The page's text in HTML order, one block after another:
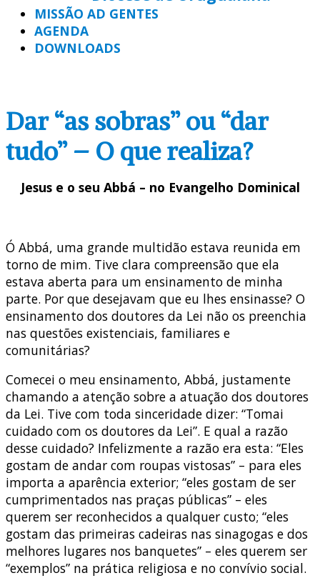
MISSÃO AD GENTES
AGENDA
DOWNLOADS
Dar “as sobras” ou “dar
tudo” – O que realiza?
Jesus e o seu Abbá – no Evangelho Dominical
Ó Abbá, uma grande multidão estava reunida em
torno de mim. Tive clara compreensão que ela
estava aberta para um ensinamento de minha
parte. Por que desejavam que eu lhes ensinasse? O
ensinamento dos doutores da Lei não os preenchia
nas questões existenciais, familiares e
comunitárias?
Comecei o meu ensinamento, Abbá, justamente
chamando a atenção sobre a atuação dos doutores
da Lei. Tive com toda sinceridade dizer: “Tomai
cuidado com os doutores da Lei”. E qual a razão
desse cuidado? Infelizmente a razão era esta: “Eles
gostam de andar com roupas vistosas” – para eles
importa a aparência exterior; “eles gostam de ser
cumprimentados nas praças públicas” – eles
querem ser reconhecidos a qualquer custo; “eles
gostam das primeiras cadeiras nas sinagogas e dos
melhores lugares nos banquetes” – eles querem ser
“exemplos” na prática religiosa e no convívio social.